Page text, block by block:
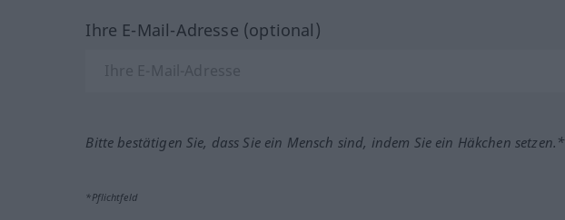
Ihre E-Mail-Adresse (optional)
Bitte bestätigen Sie, dass Sie ein Mensch sind, indem Sie ein Häkchen setzen.*
*Pflichtfeld